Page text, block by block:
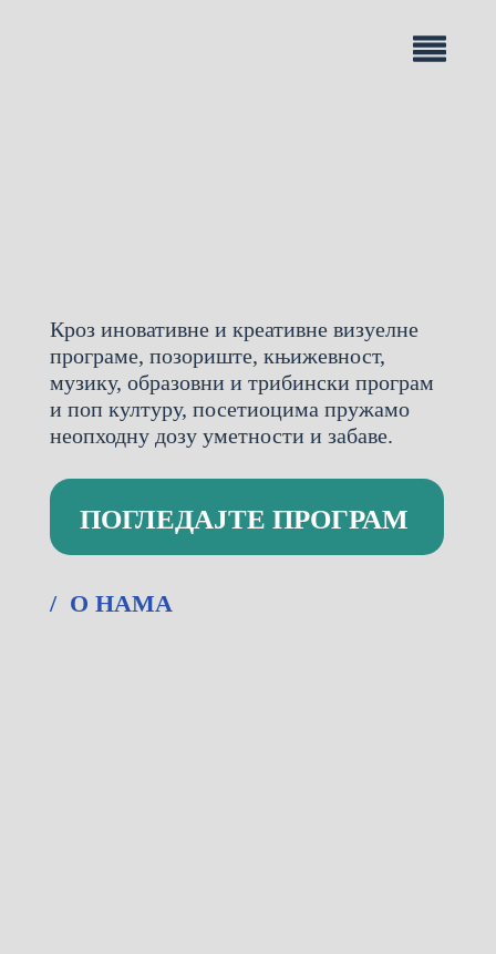
Кроз иновативне и креативне визуелне
програме, позориште, књижевност,
музику, образовни и трибински програм
и поп културу, посетиоцима пружамо
неопходну дозу уметности и забаве.
ПОГЛЕДАЈТЕ ПРОГРАМ
/ О НАМА